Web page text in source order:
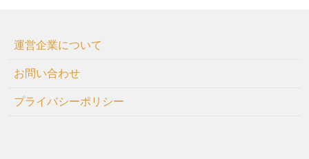
運営企業について
お問い合わせ
プライバシーポリシー